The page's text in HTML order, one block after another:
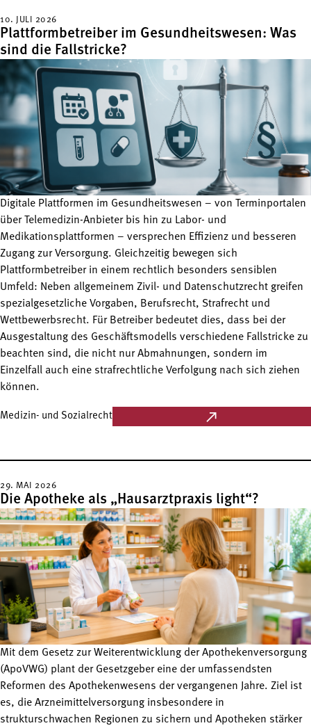
10. JULI 2026
Plattformbetreiber im Gesundheitswesen: Was
sind die Fallstricke?
Digitale Plattformen im Gesundheitswesen – von Terminportalen
über Telemedizin-Anbieter bis hin zu Labor- und
Medikationsplattformen – versprechen Effizienz und besseren
Zugang zur Versorgung. Gleichzeitig bewegen sich
Plattformbetreiber in einem rechtlich besonders sensiblen
Umfeld: Neben allgemeinem Zivil- und Datenschutzrecht greifen
spezialgesetzliche Vorgaben, Berufsrecht, Strafrecht und
Wettbewerbsrecht. Für Betreiber bedeutet dies, dass bei der
Ausgestaltung des Geschäftsmodells verschiedene Fallstricke zu
beachten sind, die nicht nur Abmahnungen, sondern im
Einzelfall auch eine strafrechtliche Verfolgung nach sich ziehen
können.
Medizin- und Sozialrecht
29. MAI 2026
Die Apotheke als „Hausarztpraxis light“?
Mit dem Gesetz zur Weiterentwicklung der Apothekenversorgung
(ApoVWG) plant der Gesetzgeber eine der umfassendsten
Reformen des Apothekenwesens der vergangenen Jahre. Ziel ist
es, die Arzneimittelversorgung insbesondere in
strukturschwachen Regionen zu sichern und Apotheken stärker